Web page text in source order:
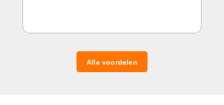
Alle voordelen